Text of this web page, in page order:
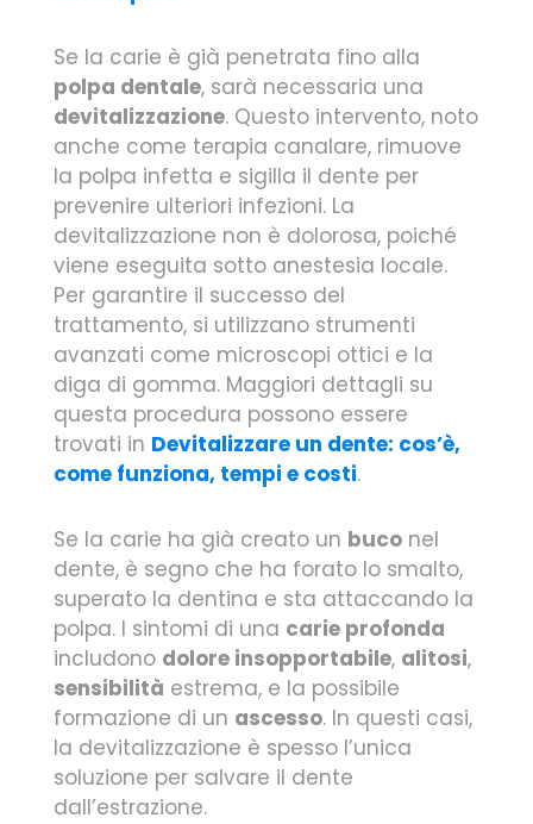
Se la carie è già penetrata fino alla
polpa dentale, sarà necessaria una
devitalizzazione. Questo intervento, noto
anche come terapia canalare, rimuove
la polpa infetta e sigilla il dente per
prevenire ulteriori infezioni. La
devitalizzazione non è dolorosa, poiché
viene eseguita sotto anestesia locale.
Per garantire il successo del
trattamento, si utilizzano strumenti
avanzati come microscopi ottici e la
diga di gomma. Maggiori dettagli su
questa procedura possono essere
trovati in Devitalizzare un dente: cos’è,
come funziona, tempi e costi.
Se la carie ha già creato un buco nel
dente, è segno che ha forato lo smalto,
superato la dentina e sta attaccando la
polpa. I sintomi di una carie profonda
includono dolore insopportabile, alitosi,
sensibilità estrema, e la possibile
formazione di un ascesso. In questi casi,
la devitalizzazione è spesso l’unica
soluzione per salvare il dente
dall’estrazione.